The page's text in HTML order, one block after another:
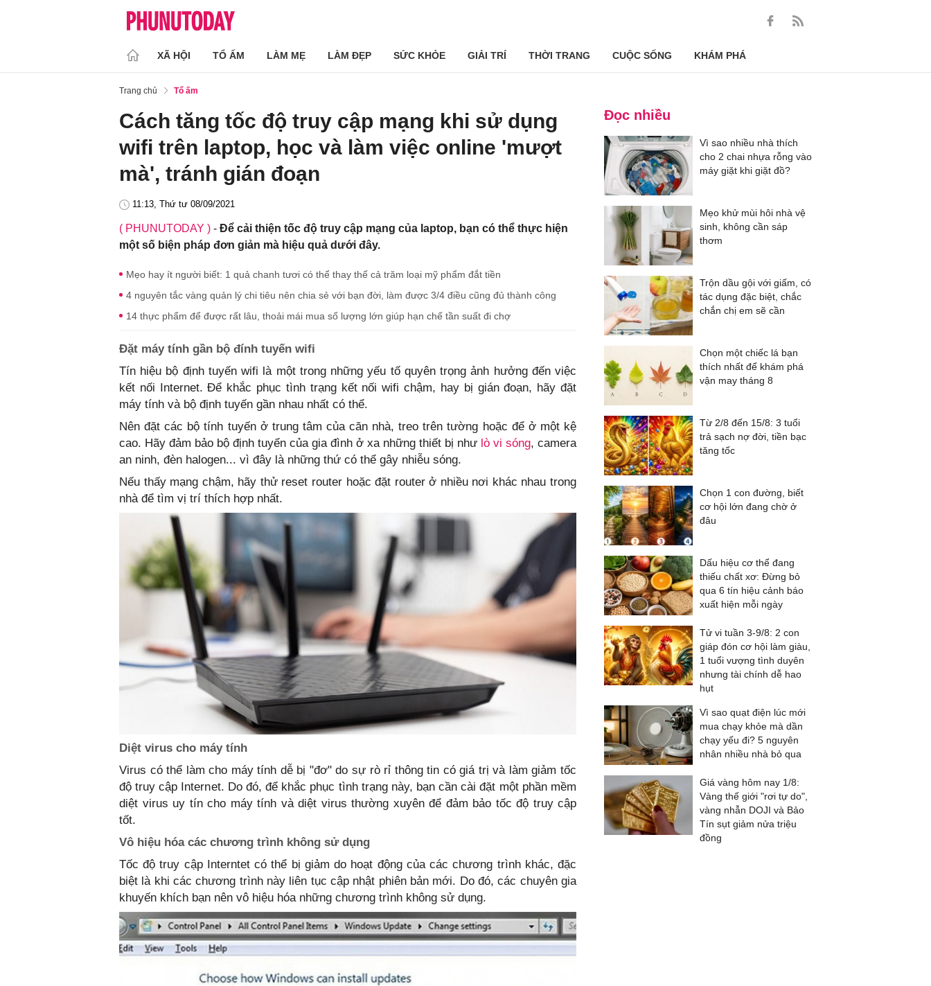
XÃ HỘI TỔ ẤM LÀM MẸ LÀM ĐẸP SỨC KHỎE GIẢI TRÍ THỜI TRANG CUỘC SỐNG KHÁM PHÁ
Trang chủ Tổ ấm
Cách tăng tốc độ truy cập mạng khi sử dụng
wifi trên laptop, học và làm việc online 'mượt
mà', tránh gián đoạn
11:13, Thứ tư 08/09/2021
( PHUNUTODAY ) - Để cải thiện tốc độ truy cập mạng của laptop, bạn có thể thực hiện
một số biện pháp đơn giản mà hiệu quả dưới đây.
Mẹo hay ít người biết: 1 quả chanh tươi có thể thay thế cả trăm loại mỹ phẩm đắt tiền
4 nguyên tắc vàng quản lý chi tiêu nên chia sẻ với bạn đời, làm được 3/4 điều cũng đủ thành công
14 thực phẩm để được rất lâu, thoải mái mua số lượng lớn giúp hạn chế tần suất đi chợ
Đặt máy tính gần bộ đính tuyến wifi
Tín hiệu bộ định tuyến wifi là một trong những yếu tố quyên trọng ảnh hưởng đến việc
kết nối Internet. Để khắc phục tình trạng kết nối wifi chậm, hay bị gián đoạn, hãy đặt
máy tính và bộ định tuyến gần nhau nhất có thể.
Nên đặt các bộ tính tuyến ở trung tâm của căn nhà, treo trên tường hoặc để ở một kệ
cao. Hãy đảm bảo bộ định tuyến của gia đình ở xa những thiết bị như lò vi sóng, camera
an ninh, đèn halogen... vì đây là những thứ có thể gây nhiễu sóng.
Nếu thấy mạng chậm, hãy thử reset router hoặc đặt router ở nhiều nơi khác nhau trong
nhà để tìm vị trí thích hợp nhất.
Diệt virus cho máy tính
Virus có thể làm cho máy tính dễ bị "đơ" do sự rò rỉ thông tin có giá trị và làm giảm tốc
độ truy cập Internet. Do đó, để khắc phục tình trạng này, bạn cần cài đặt một phần mềm
diệt virus uy tín cho máy tính và diệt virus thường xuyên để đảm bảo tốc độ truy cập
tốt.
Vô hiệu hóa các chương trình không sử dụng
Tốc độ truy cập Interntet có thể bị giảm do hoạt động của các chương trình khác, đặc
biệt là khi các chương trình này liên tục cập nhật phiên bản mới. Do đó, các chuyên gia
khuyến khích bạn nên vô hiệu hóa những chương trình không sử dụng.
Đọc nhiều
Vì sao nhiều nhà thích
cho 2 chai nhựa rỗng vào
máy giặt khi giặt đồ?
Mẹo khử mùi hôi nhà vệ
sinh, không cần sáp
thơm
Trộn dầu gội với giấm, có
tác dụng đặc biệt, chắc
chắn chị em sẽ cần
Chọn một chiếc lá bạn
thích nhất để khám phá
vận may tháng 8
Từ 2/8 đến 15/8: 3 tuổi
trả sạch nợ đời, tiền bạc
tăng tốc
Chọn 1 con đường, biết
cơ hội lớn đang chờ ở
đâu
Dấu hiệu cơ thể đang
thiếu chất xơ: Đừng bỏ
qua 6 tín hiệu cảnh báo
xuất hiện mỗi ngày
Tử vi tuần 3-9/8: 2 con
giáp đón cơ hội làm giàu,
1 tuổi vượng tình duyên
nhưng tài chính dễ hao
hụt
Vì sao quạt điện lúc mới
mua chạy khỏe mà dần
chạy yếu đi? 5 nguyên
nhân nhiều nhà bỏ qua
Giá vàng hôm nay 1/8:
Vàng thế giới "rơi tự do",
vàng nhẫn DOJI và Bảo
Tín sụt giảm nửa triệu
đồng